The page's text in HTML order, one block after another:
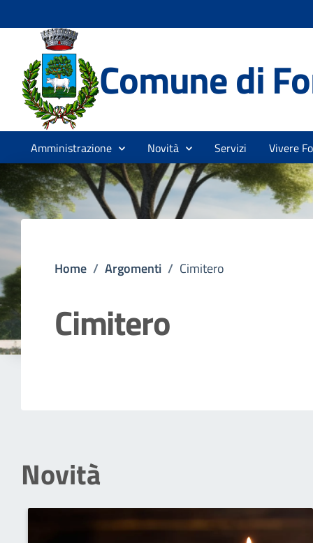
Comune di
Amministrazione Novità Servizi Vivere
Home / Argomenti / Cimitero
Cimitero
Novità